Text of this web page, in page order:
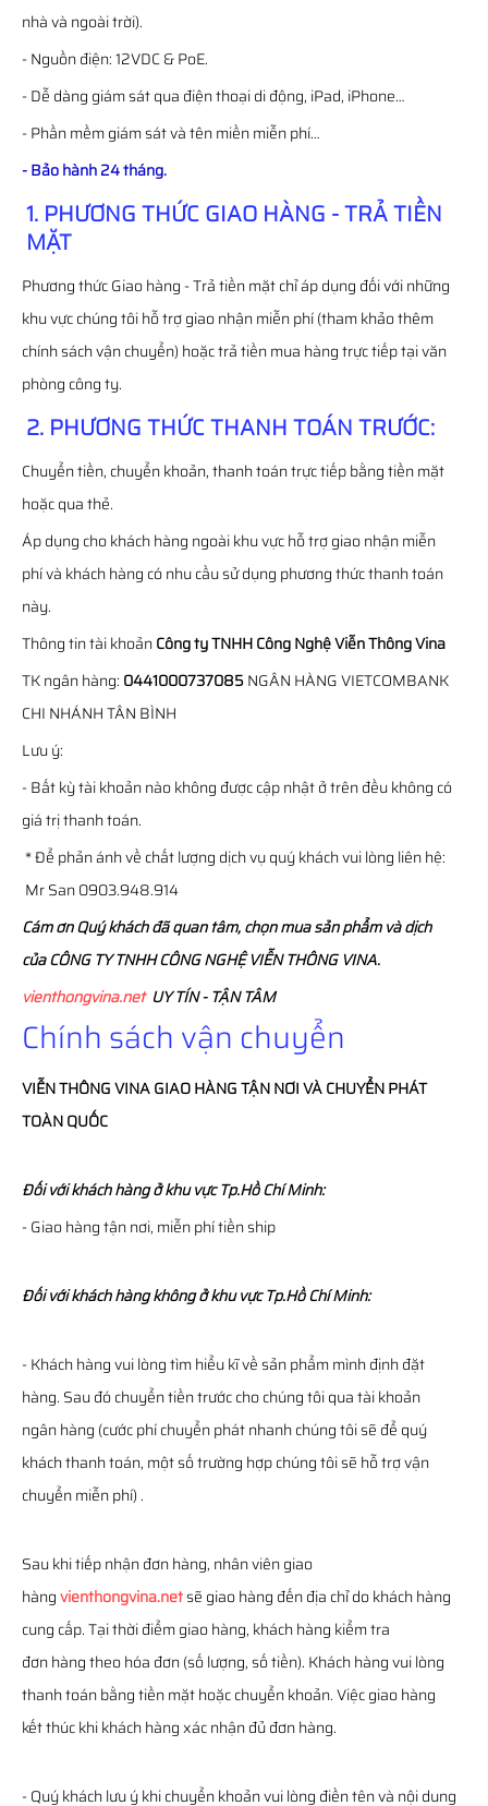
nhà và ngoài trời).
- Nguồn điện: 12VDC & PoE.
- Dễ dàng giám sát qua điện thoại di động, iPad, iPhone…
- Phần mềm giám sát và tên miền miễn phí…
- Bảo hành 24 tháng.
1. PHƯƠNG THỨC GIAO HÀNG - TRẢ TIỀN
MẶT
Phương thức Giao hàng - Trả tiền mặt chỉ áp dụng đối với những
khu vực chúng tôi hỗ trợ giao nhận miễn phí (tham khảo thêm
chính sách vận chuyển) hoặc trả tiền mua hàng trực tiếp tại văn
phòng công ty.
2. PHƯƠNG THỨC THANH TOÁN TRƯỚC:
Chuyển tiền, chuyển khoản, thanh toán trực tiếp bằng tiền mặt
hoặc qua thẻ.
Áp dụng cho khách hàng ngoài khu vực hỗ trợ giao nhận miễn
phí và khách hàng có nhu cầu sử dụng phương thức thanh toán
này.
Thông tin tài khoảnCông ty TNHH Công Nghệ Viễn Thông Vina
TK ngân hàng: 0441000737085NGÂN HÀNG VIETCOMBANK
CHI NHÁNH TÂN BÌNH
Lưu ý:
- Bất kỳ tài khoản nào không được cập nhật ở trên đều không có
giá trị thanh toán.
* Để phản ánh về chất lượng dịch vụ quý khách vui lòng liên hệ:
Mr San 0903.948.914
Cám ơn Quý khách đã quan tâm, chọn mua sản phẩm và dịch
của CÔNG TY TNHH CÔNG NGHỆ VIỄN THÔNG VINA.
vienthongvina.netUY TÍN - TẬN TÂM
Chính sách vận chuyển
VIỄN THÔNGVINAGIAO HÀNG TẬN NƠI VÀ CHUYỂN PHÁT
TOÀN QUỐC
Đối với khách hàng ở khu vực Tp.Hồ Chí Minh:
- Giao hàng tận nơi, miễn phí tiền ship
Đối với khách hàng không ở khu vực Tp.Hồ Chí Minh:
- Khách hàng vui lòng tìm hiểu kĩ về sản phẩm mình định đặt
hàng. Sau đó chuyển tiền trước cho chúng tôi qua tài khoản
ngân hàng (cước phí chuyển phát nhanh chúng tôi sẽ để quý
khách thanh toán, một số trường hợp chúng tôi sẽ hỗ trợ vận
chuyển miễn phí) .
Sau khi tiếp nhận đơn hàng, nhân viên giao
hàngvienthongvina.netsẽ giao hàng đến địa chỉ do khách hàng
cung cấp. Tại thời điểm giao hàng, khách hàng kiểm tra
đơn hàng theo hóa đơn (số lượng, số tiền). Khách hàng vui lòng
thanh toán bằng tiền mặt hoặc chuyển khoản. Việc giao hàng
kết thúc khi khách hàng xác nhận đủ đơn hàng.
- Quý khách lưu ý khi chuyển khoản vui lòng điền tên và nội dung